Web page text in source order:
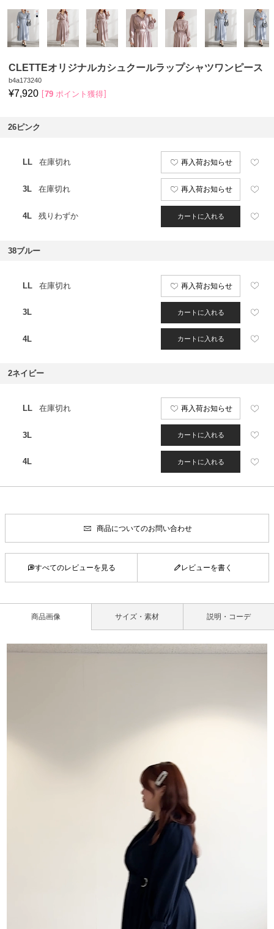
CLETTEオリジナルカシュクールラップシャツワンピース
b4a173240
¥7,920 79 ポイント獲得
26ピンク
LL 在庫切れ 再入荷お知らせ
3L 在庫切れ 再入荷お知らせ
4L 残りわずか カートに入れる
38ブルー
LL 在庫切れ 再入荷お知らせ
3L カートに入れる
4L カートに入れる
2ネイビー
LL 在庫切れ 再入荷お知らせ
3L カートに入れる
4L カートに入れる
商品についてのお問い合わせ
すべてのレビューを見る レビューを書く
商品画像 サイズ・素材 説明・コーデ